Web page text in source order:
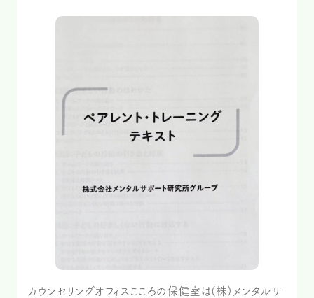
カウンセリングオフィスこころの保健室は(株)メンタルサ